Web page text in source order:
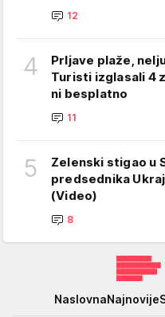
12
4
Prljave plaže,
Turisti izglasali 4
ni besplatno
11
5
Zelenski stigao u
predsednika
(Video)
8
NaslovnaNajnovije